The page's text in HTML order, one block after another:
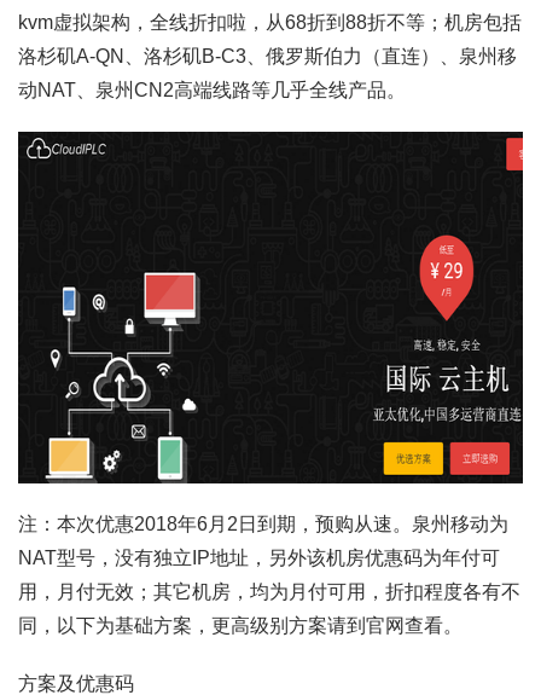
kvm虚拟架构，全线折扣啦，从68折到88折不等；机房包括
洛杉矶A-QN、洛杉矶B-C3、俄罗斯伯力（直连）、泉州移
动NAT、泉州CN2高端线路等几乎全线产品。
注：本次优惠2018年6月2日到期，预购从速。泉州移动为
NAT型号，没有独立IP地址，另外该机房优惠码为年付可
用，月付无效；其它机房，均为月付可用，折扣程度各有不
同，以下为基础方案，更高级别方案请到官网查看。
方案及优惠码